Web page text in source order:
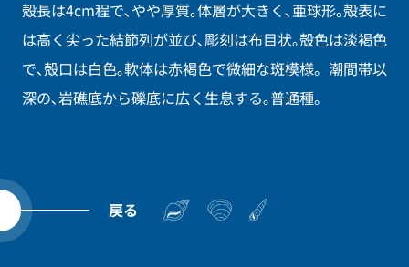
殻長は4cm程で､やや厚質｡体層が大きく､亜球形｡殻表に
は高く尖った結節列が並び､彫刻は布目状｡殻色は淡褐色
で､殻口は白色｡軟体は赤褐色で微細な斑模様。潮間帯以
深の､岩礁底から礫底に広く生息する｡普通種。
戻る